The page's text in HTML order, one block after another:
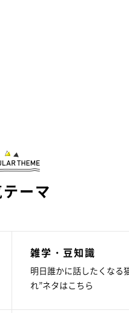
ーマ
雑学・豆知識
明日誰かに話したくなる
れ”ネタはこちら